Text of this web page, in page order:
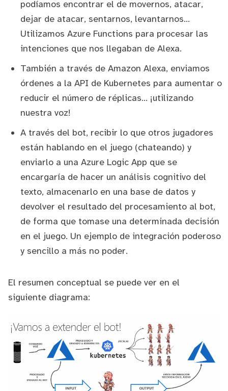
podíamos encontrar el de movernos, atacar,
dejar de atacar, sentarnos, levantarnos...
Utilizamos Azure Functions para procesar las
intenciones que nos llegaban de Alexa.
También a través de Amazon Alexa, enviamos
órdenes a la API de Kubernetes para aumentar o
reducir el número de réplicas... ¡utilizando
nuestra voz!
A través del bot, recibir lo que otros jugadores
están hablando en el juego (chateando) y
enviarlo a una Azure Logic App que se
encargaría de hacer un análisis cognitivo del
texto, almacenarlo en una base de datos y
devolver el resultado del procesamiento al bot,
de forma que tomase una determinada decisión
en el juego. Un ejemplo de integración poderoso
y sencillo a más no poder.
El resumen conceptual se puede ver en el
siguiente diagrama: